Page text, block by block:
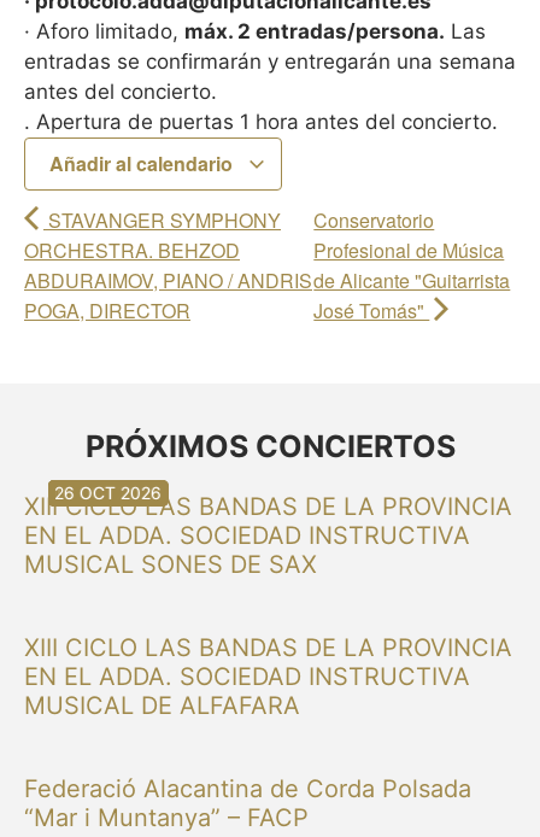
· Aforo limitado, máx. 2 entradas/persona. Las
entradas se confirmarán y entregarán una semana
antes del concierto.
. Apertura de puertas 1 hora antes del concierto.
Añadir al calendario
STAVANGER SYMPHONY
ORCHESTRA. BEHZOD
ABDURAIMOV, PIANO / ANDRIS
POGA, DIRECTOR
Conservatorio
Profesional de Música
de Alicante "Guitarrista
José Tomás"
PRÓXIMOS CONCIERTOS
XIII CICLO LAS BANDAS DE LA PROVINCIA
EN EL ADDA. SOCIEDAD INSTRUCTIVA
MUSICAL SONES DE SAX
30 AGO 2026
XIII CICLO LAS BANDAS DE LA PROVINCIA
EN EL ADDA. SOCIEDAD INSTRUCTIVA
MUSICAL DE ALFAFARA
30 AGO 2026
Federació Alacantina de Corda Polsada
“Mar i Muntanya” – FACP
13 SEP 2026
20 SEP 2026
20 SEP 2026
26 SEP 2026
03 OCT 2026
16 OCT 2026
26 OCT 2026